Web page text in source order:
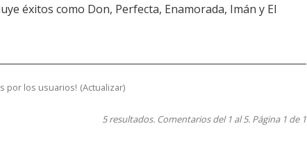
éxitos como Don, Perfecta, Enamorada, Imán y El
por los usuarios! (Actualizar)
5 resultados. Comentarios del 1 al 5. Página 1 de 1